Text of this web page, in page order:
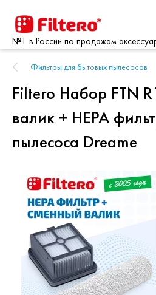
№1 в России по продажам
Фильтры для бытовых пылесосов
Filtero Набор FTN
валик + HEPA
пылесоса Dreame